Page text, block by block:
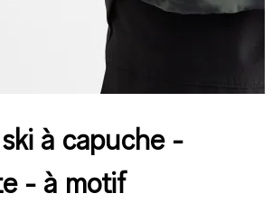
à capuche -
- à motif